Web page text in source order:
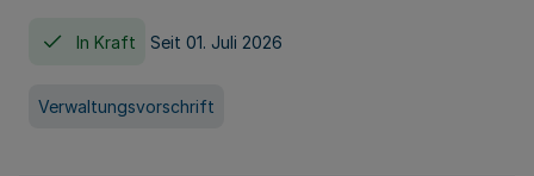
In Kraft Seit 01. Juli 2026
Verwaltungsvorschrift